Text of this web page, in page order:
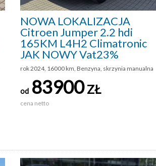
NOWA LOKALIZACJA
Citroen Jumper 2.2 hdi
165KM L4H2 Climatronic
JAK NOWY Vat23%
rok 2024, 16000 km, Benzyna, skrzynia manualna
od 83900ZŁ
cena netto